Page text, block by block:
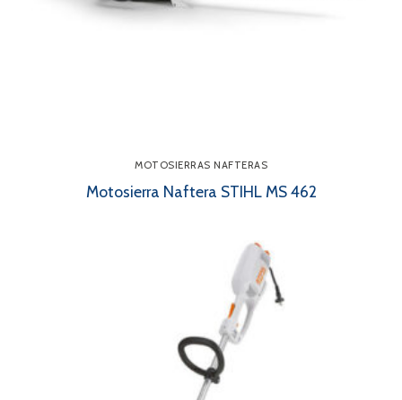
MOTOSIERRAS NAFTERAS
Motosierra Naftera STIHL MS 462